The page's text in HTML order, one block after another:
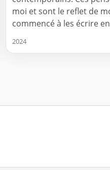
moi et sont le reflet de
commencé à les écrire
2024